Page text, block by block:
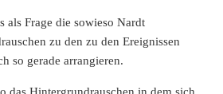
als Frage die sowieso Nardt
zu den zu den Ereignissen
so gerade arrangieren.